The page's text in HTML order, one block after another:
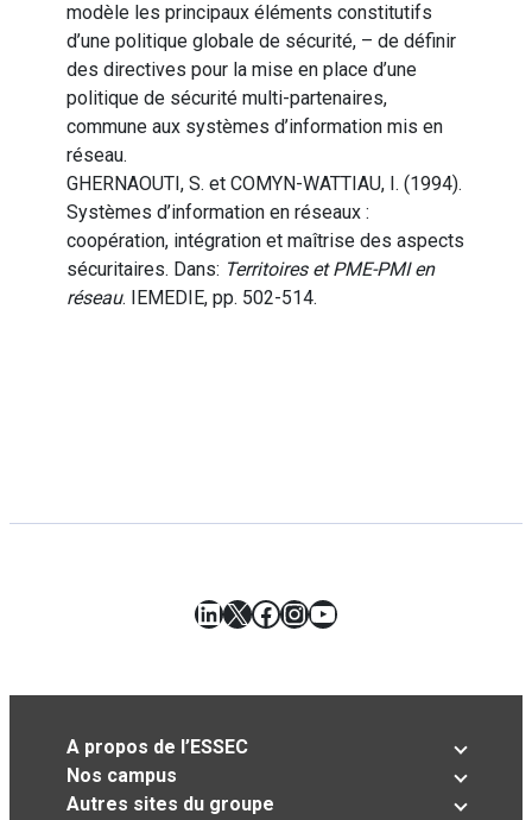
modèle les principaux éléments constitutifs
d’une politique globale de sécurité, – de définir
des directives pour la mise en place d’une
politique de sécurité multi-partenaires,
commune aux systèmes d’information mis en
réseau.
GHERNAOUTI, S. et COMYN-WATTIAU, I. (1994).
Systèmes d’information en réseaux :
coopération, intégration et maîtrise des aspects
sécuritaires. Dans: Territoires et PME-PMI en
réseau. IEMEDIE, pp. 502-514.
LinkedIn
X Facebook
Instagram
YouTube
A propos de l’ESSEC
Nos campus
Autres sites du groupe